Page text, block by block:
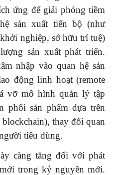
ứng để giải phóng tiềm
sản xuất tiến bộ (như
nghiệp, sở hữu trí tuệ)
sản xuất phát triển.
nhập vào quan hệ sản
động linh hoạt (remote
vỡ mô hình quản lý tập
phối sản phẩm dựa trên
blockchain), thay đổi quan
tiêu dùng.
càng tăng đối với phát
trong kỷ nguyên mới.